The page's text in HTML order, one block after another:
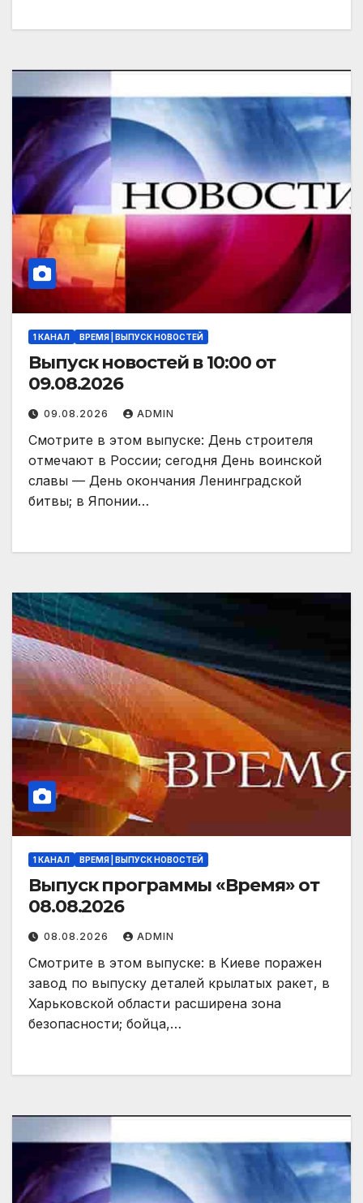
1 КАНАЛ ВРЕМЯ | ВЫПУСК НОВОСТЕЙ
Выпуск новостей в 10:00 от
09.08.2026
09.08.2026 ADMIN
Смотрите в этом выпуске: День строителя
отмечают в России; сегодня День воинской
славы — День окончания Ленинградской
битвы; в Японии…
1 КАНАЛ ВРЕМЯ | ВЫПУСК НОВОСТЕЙ
Выпуск программы «Время» от
08.08.2026
08.08.2026 ADMIN
Смотрите в этом выпуске: в Киеве поражен
завод по выпуску деталей крылатых ракет, в
Харьковской области расширена зона
безопасности; бойца,…